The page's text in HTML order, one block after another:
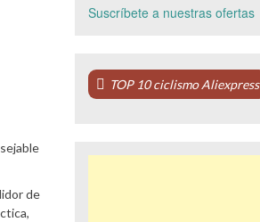
de
Suscríbete a nuestras ofertas
TOP 10 ciclismo Aliexpress